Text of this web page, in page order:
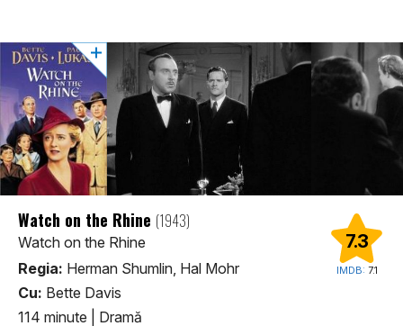
7.3
IMDB: 7.1
Watch on the Rhine (1943)
Watch on the Rhine
Regia: Herman Shumlin, Hal Mohr
Cu: Bette Davis
114 minute
Dramă